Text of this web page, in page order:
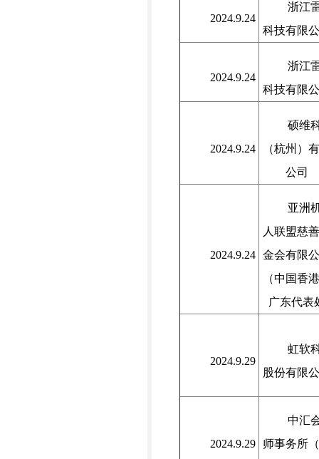
2024.9.24
浙江
科技有限
2024.9.24
浙江
科技有限
2024.9.24
硕维
（杭州）
公司
2024.9.24
亚洲
人联盟慈
金会有限
（中国香
广东代表
2024.9.29
虹软
股份有限
2024.9.29
中汇
师事务所